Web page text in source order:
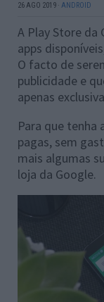
26 AGO 2019 · ANDROID
A Play Store da
apps
O facto de
publicidade e
apenas
Para que tenha
pagas, sem
mais algumas
loja da Google.